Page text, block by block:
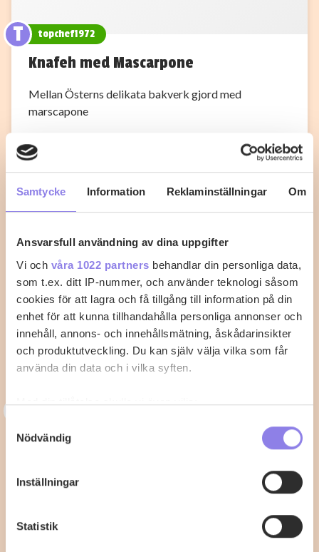
Samtycke Information Reklaminställningar Om
Ansvarsfull användning av dina uppgifter
Vi och våra 1022 partners behandlar din personliga data,
som t.ex. ditt IP-nummer, och använder teknologi såsom
cookies för att lagra och få tillgång till information på din
enhet för att kunna tillhandahålla personliga annonser och
innehåll, annons- och innehållsmätning, åskådarinsikter
och produktutveckling. Du kan själv välja vilka som får
använda din data och i vilka syften.
Med din tillåtelse skulle vi även vilja:
som kan ha en noggrannhet på upp till flera meter
Ta reda på mer om hur dina personliga uppgifter
Du kan ändra eller dra tillbaka ditt samtycke när som
Nödvändig
Inställningar
Statistik
T topchef1972
Knafeh med Mascarpone
Mellan Österns delikata bakverk gjord med
marscapone
3
Kycklingklubba i ugn – Så lyckas du
När du vill laga kycklingklubba i ugn är det viktigt att